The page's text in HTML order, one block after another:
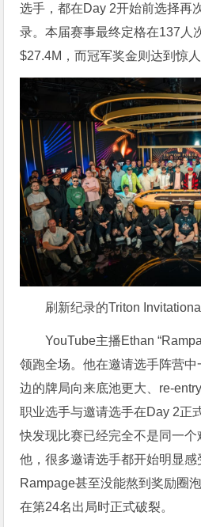
选手，都在Day 2开始前选择再
录。本届赛事最终定格在137人
$27.4M，而冠军奖金则达到惊人
刷新纪录的Triton
YouTube主播Ethan
领跑全场。他在邀请选手阵营
边的牌局向来底池更大、re-
职业选手与邀请选手在Day 2正
快发现比赛已经完全不是同一
他，很多邀请选手都开始明显感
Rampage甚至没能熬到奖励
在第24名出局时正式破裂。